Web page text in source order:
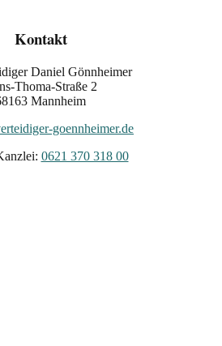
Kontakt
Daniel Gönnheimer
Thoma-Straße 2
Mannheim
goennheimer.de
0621 370 318 00